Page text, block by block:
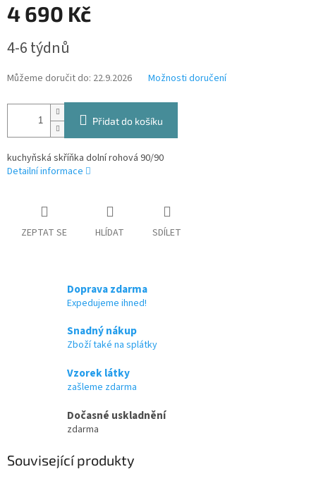
4 690 Kč
cena:
4-6 týdnů
Můžeme doručit do: 22.9.2026 Možnosti doručení
Přidat do košíku
kuchyňská skříňka dolní rohová 90/90
Detailní informace
ZEPTAT SE HLÍDAT SDÍLET
Doprava zdarma
Expedujeme ihned!
Snadný nákup
Zboží také na splátky
Vzorek látky
zašleme zdarma
Dočasné uskladnění
zdarma
Související produkty